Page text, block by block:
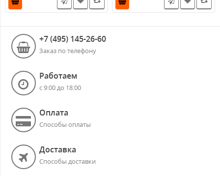
+7 (495) 145-26-60
Заказ по телефону
Работаем
с 9:00 до 18:00
Оплата
Способы оплаты
Доставка
Способы доставки